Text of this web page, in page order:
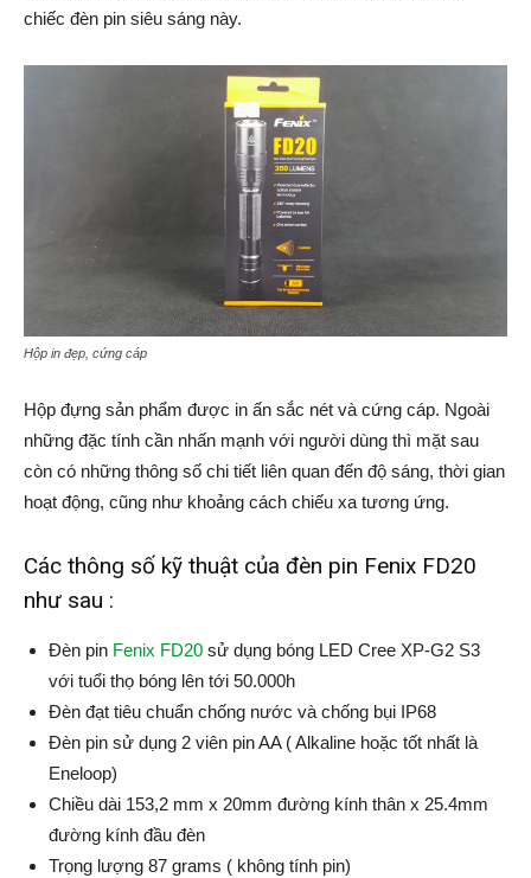
chiếc đèn pin siêu sáng này.
Hộp in đẹp, cứng cáp
Hộp đựng sản phẩm được in ấn sắc nét và cứng cáp. Ngoài
những đặc tính cần nhấn mạnh với người dùng thì mặt sau
còn có những thông số chi tiết liên quan đến độ sáng, thời gian
hoạt động, cũng như khoảng cách chiếu xa tương ứng.
Các thông số kỹ thuật của đèn pin Fenix FD20
như sau :
Đèn pin Fenix FD20 sử dụng bóng LED Cree XP-G2 S3
với tuổi thọ bóng lên tới 50.000h
Đèn đạt tiêu chuẩn chống nước và chống bụi IP68
Đèn pin sử dụng 2 viên pin AA ( Alkaline hoặc tốt nhất là
Eneloop)
Chiều dài 153,2 mm x 20mm đường kính thân x 25.4mm
đường kính đầu đèn
Trọng lượng 87 grams ( không tính pin)